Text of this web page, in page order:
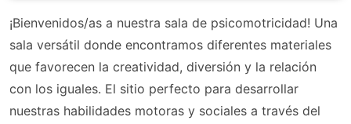
¡Bienvenidos/as a nuestra sala de psicomotricidad! Una
sala versátil donde encontramos diferentes materiales
que favorecen la creatividad, diversión y la relación
con los iguales. El sitio perfecto para desarrollar
nuestras habilidades motoras y sociales a través del